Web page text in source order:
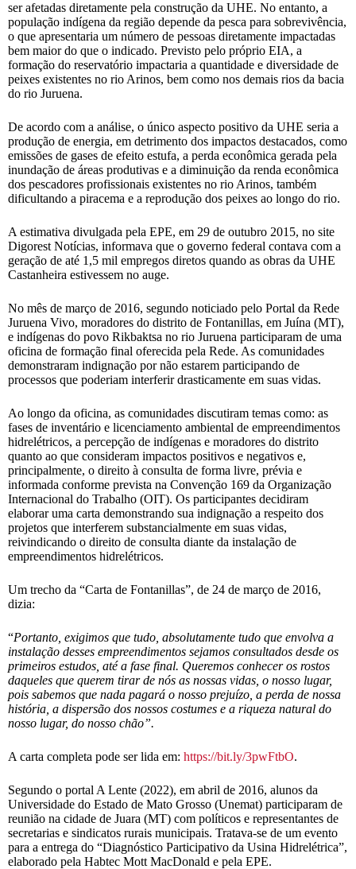
ser afetadas diretamente pela construção da UHE. No entanto, a
população indígena da região depende da pesca para sobrevivência,
o que apresentaria um número de pessoas diretamente impactadas
bem maior do que o indicado. Previsto pelo próprio EIA, a
formação do reservatório impactaria a quantidade e diversidade de
peixes existentes no rio Arinos, bem como nos demais rios da bacia
do rio Juruena.
De acordo com a análise, o único aspecto positivo da UHE seria a
produção de energia, em detrimento dos impactos destacados, como
emissões de gases de efeito estufa, a perda econômica gerada pela
inundação de áreas produtivas e a diminuição da renda econômica
dos pescadores profissionais existentes no rio Arinos, também
dificultando a piracema e a reprodução dos peixes ao longo do rio.
A estimativa divulgada pela EPE, em 29 de outubro 2015, no site
Digorest Notícias, informava que o governo federal contava com a
geração de até 1,5 mil empregos diretos quando as obras da UHE
Castanheira estivessem no auge.
No mês de março de 2016, segundo noticiado pelo Portal da Rede
Juruena Vivo, moradores do distrito de Fontanillas, em Juína (MT),
e indígenas do povo Rikbaktsa no rio Juruena participaram de uma
oficina de formação final oferecida pela Rede. As comunidades
demonstraram indignação por não estarem participando de
processos que poderiam interferir drasticamente em suas vidas.
Ao longo da oficina, as comunidades discutiram temas como: as
fases de inventário e licenciamento ambiental de empreendimentos
hidrelétricos, a percepção de indígenas e moradores do distrito
quanto ao que consideram impactos positivos e negativos e,
principalmente, o direito à consulta de forma livre, prévia e
informada conforme prevista na Convenção 169 da Organização
Internacional do Trabalho (OIT). Os participantes decidiram
elaborar uma carta demonstrando sua indignação a respeito dos
projetos que interferem substancialmente em suas vidas,
reivindicando o direito de consulta diante da instalação de
empreendimentos hidrelétricos.
Um trecho da “Carta de Fontanillas”, de 24 de março de 2016,
dizia:
“Portanto, exigimos que tudo, absolutamente tudo que envolva a
instalação desses empreendimentos sejamos consultados desde os
primeiros estudos, até a fase final. Queremos conhecer os rostos
daqueles que querem tirar de nós as nossas vidas, o nosso lugar,
pois sabemos que nada pagará o nosso prejuízo, a perda de nossa
história, a dispersão dos nossos costumes e a riqueza natural do
nosso lugar, do nosso chão”.
A carta completa pode ser lida em: https://bit.ly/3pwFtbO.
Segundo o portal A Lente (2022), em abril de 2016, alunos da
Universidade do Estado de Mato Grosso (Unemat) participaram de
reunião na cidade de Juara (MT) com políticos e representantes de
secretarias e sindicatos rurais municipais. Tratava-se de um evento
para a entrega do “Diagnóstico Participativo da Usina Hidrelétrica”,
elaborado pela Habtec Mott MacDonald e pela EPE.